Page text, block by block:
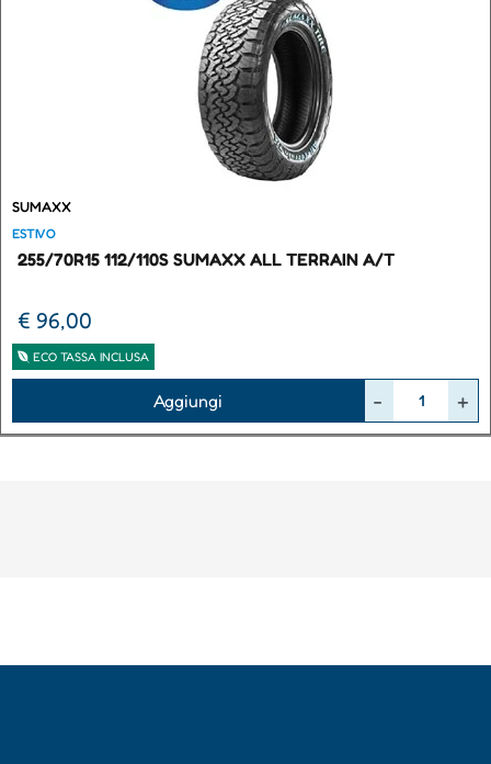
SUMAXX
ESTIVO
255/70R15 112/110S SUMAXX ALL TERRAIN A/T
€ 96,00
ECO TASSA INCLUSA
Aggiungi